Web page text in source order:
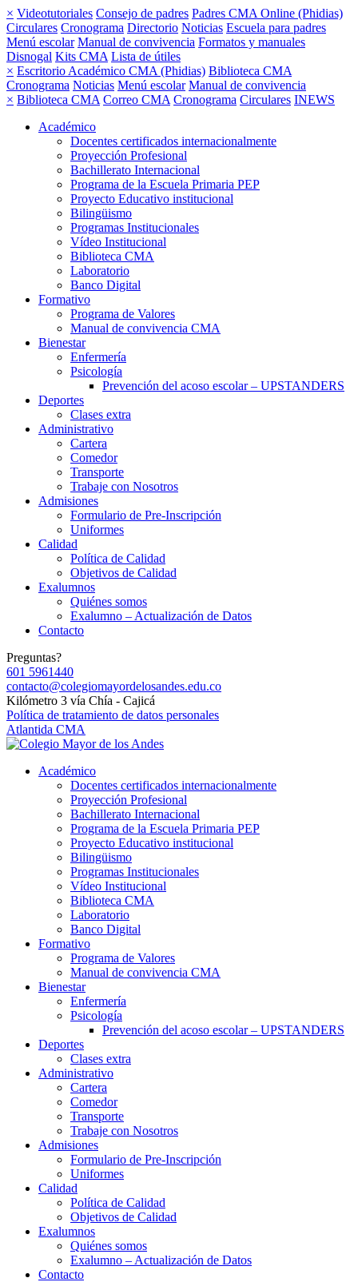
× Videotutoriales Consejo de padres Padres CMA Online (Phidias)
Circulares Cronograma Directorio Noticias Escuela para padres
Menú escolar Manual de convivencia Formatos y manuales
Disnogal Kits CMA Lista de útiles
× Escritorio Académico CMA (Phidias) Biblioteca CMA
Cronograma Noticias Menú escolar Manual de convivencia
× Biblioteca CMA Correo CMA Cronograma Circulares INEWS
Académico
Docentes certificados internacionalmente
Proyección Profesional
Bachillerato Internacional
Programa de la Escuela Primaria PEP
Proyecto Educativo institucional
Bilingüismo
Programas Institucionales
Vídeo Institucional
Biblioteca CMA
Laboratorio
Banco Digital
Formativo
Programa de Valores
Manual de convivencia CMA
Bienestar
Enfermería
Psicología
Prevención del acoso escolar – UPSTANDERS
Deportes
Clases extra
Administrativo
Cartera
Comedor
Transporte
Trabaje con Nosotros
Admisiones
Formulario de Pre-Inscripción
Uniformes
Calidad
Política de Calidad
Objetivos de Calidad
Exalumnos
Quiénes somos
Exalumno – Actualización de Datos
Contacto
Preguntas?
601 5961440
contacto@colegiomayordelosandes.edu.co
Kilómetro 3 vía Chía - Cajicá
Política de tratamiento de datos personales
Atlantida CMA
Académico
Docentes certificados internacionalmente
Proyección Profesional
Bachillerato Internacional
Programa de la Escuela Primaria PEP
Proyecto Educativo institucional
Bilingüismo
Programas Institucionales
Vídeo Institucional
Biblioteca CMA
Laboratorio
Banco Digital
Formativo
Programa de Valores
Manual de convivencia CMA
Bienestar
Enfermería
Psicología
Prevención del acoso escolar – UPSTANDERS
Deportes
Clases extra
Administrativo
Cartera
Comedor
Transporte
Trabaje con Nosotros
Admisiones
Formulario de Pre-Inscripción
Uniformes
Calidad
Política de Calidad
Objetivos de Calidad
Exalumnos
Quiénes somos
Exalumno – Actualización de Datos
Contacto